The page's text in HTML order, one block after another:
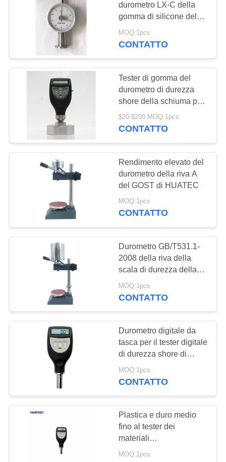
PRIVACY
POLICY
X-Ray rivelatore del
difetto
Cingoli della
conduttura dei raggi
35
Holiday Detector
Magnetiche delle
particelle di prova
durometro LX-C della
gomma di silicone del
durometro della riva C di
100HW 2.5mm
MOQ:1pcs
CONTATTO
Tester di gomma del
durometro di durezza
shore della schiuma per
il durometro di gomma
HT-6520 della riva
$20-$200 MOQ:1pcs
CONTATTO
Rendimento elevato del
durometro della riva A
del GOST di HUATEC
MOQ:1pcs
CONTATTO
Durometro GB/T531.1-
2008 della riva della
scala di durezza della
riva D della riva C
MOQ:1pcs
CONTATTO
Durometro digitale da
tasca per il tester digitale
di durezza shore di
prova di durezza shore
HT-6580O (riva O)
MOQ:1pcs
CONTATTO
Plastica e duro medio
fino al tester dei
materiali
dell'ebanite/durometro
MOQ:1pcs